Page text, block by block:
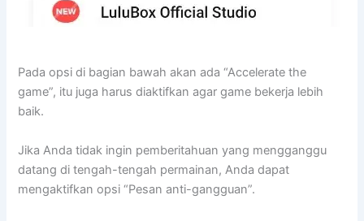
Pada opsi di bagian bawah akan ada “Accelerate the
game”, itu juga harus diaktifkan agar game bekerja lebih
baik.
Jika Anda tidak ingin pemberitahuan yang mengganggu
datang di tengah-tengah permainan, Anda dapat
mengaktifkan opsi “Pesan anti-gangguan”.